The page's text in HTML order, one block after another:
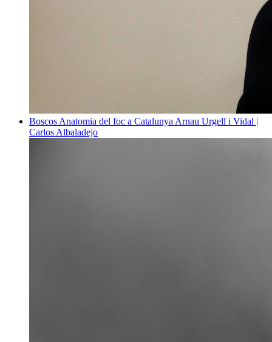
Boscos Anatomia del foc a Catalunya Arnau Urgell i Vidal |
Carlos Albaladejo